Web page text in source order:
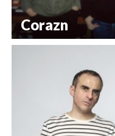
Corazn